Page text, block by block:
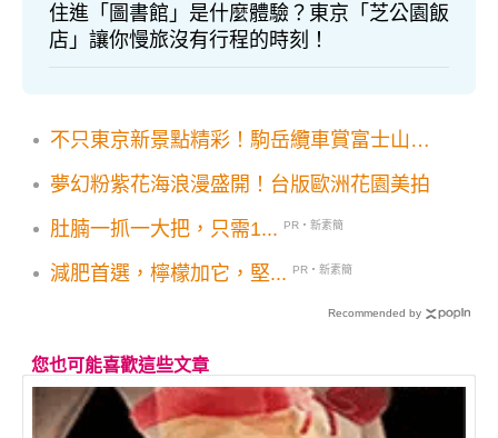
住進「圖書館」是什麼體驗？東京「芝公園飯
店」讓你慢旅沒有行程的時刻！
不只東京新景點精彩！駒岳纜車賞富士山、
必踩新點
夢幻粉紫花海浪漫盛開！台版歐洲花園美拍
肚腩一抓一大把，只需1...
PR・新素簡
減肥首選，檸檬加它，堅... PR・新素簡
Recommended by
您也可能喜歡這些文章